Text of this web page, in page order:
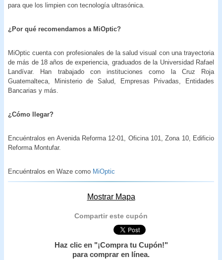
para que los limpien con tecnología ultrasónica.
¿Por qué recomendamos a MiOptic?
MiOptic cuenta con profesionales de la salud visual con una trayectoria
de más de 18 años de experiencia, graduados de la Universidad Rafael
Landívar. Han trabajado con instituciones como la Cruz Roja
Guatemalteca, Ministerio de Salud, Empresas Privadas, Entidades
Bancarias y más.
¿Cómo llegar?
Encuéntralos en Avenida Reforma 12-01, Oficina 101, Zona 10, Edificio
Reforma Montufar.
Encuéntralos en Waze como MiOptic
Mostrar Mapa
Compartir este cupón
Haz clic en "¡Compra tu Cupón!"
para comprar en línea.